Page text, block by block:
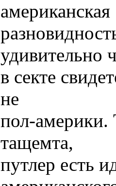
американская
удивительно
в секте
не
пол-америки.
тащемта,
путлер есть